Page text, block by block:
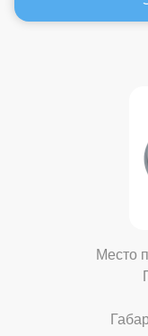
Место